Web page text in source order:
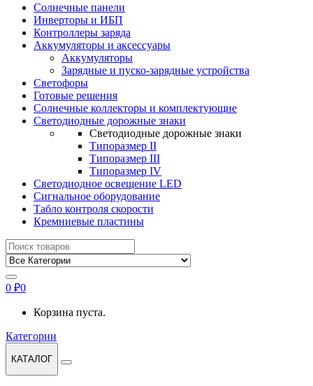
Солнечные панели
Инверторы и ИБП
Контроллеры заряда
Аккумуляторы и аксессуары
Аккумуляторы
Зарядные и пуско-зарядные устройства
Светофоры
Готовые решения
Солнечные коллекторы и комплектующие
Светодиодные дорожные знаки
Светодиодные дорожные знаки
Типоразмер II
Типоразмер III
Типоразмер IV
Светодиодное освещение LED
Сигнальное оборудование
Табло контроля скорости
Кремниевые пластины
Найти:
0 ₽0
Корзина пуста.
Категории
КАТАЛОГ